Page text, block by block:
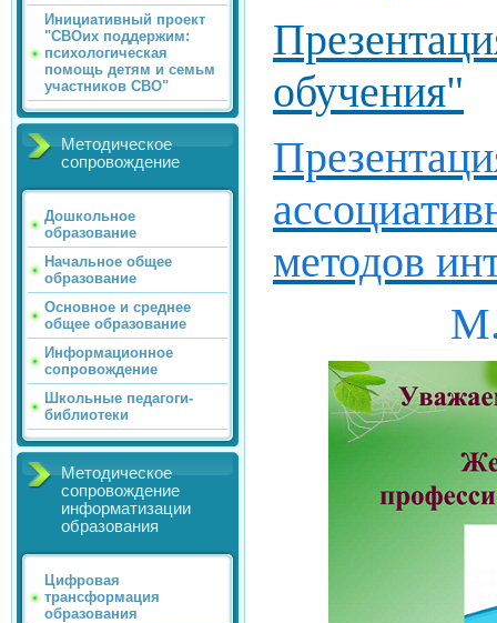
Инициативный проект
"СВОих поддержим:
психологическая
помощь детям и семьм
участников СВО"
Методическое
сопровождение
Дошкольное
образование
Начальное общее
образование
Основное и среднее
общее образование
Информационное
сопровождение
Школьные педагоги-
библиотеки
Методическое
сопровождение
информатизации
образования
Цифровая
трансформация
образования
обучения"
методов
.jpg" />